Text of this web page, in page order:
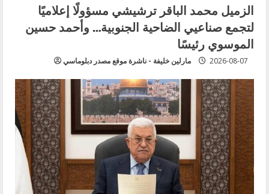
الزميل محمد الباقر ترشيشي مسؤولًا إعلاميًا
لتجمع صناعيي الضاحية الجنوبية… وأحمد حسين
الموسوي رئيسًا
مارلين خليفة - ناشرة موقع مصدر دبلوماسي 2026-08-07